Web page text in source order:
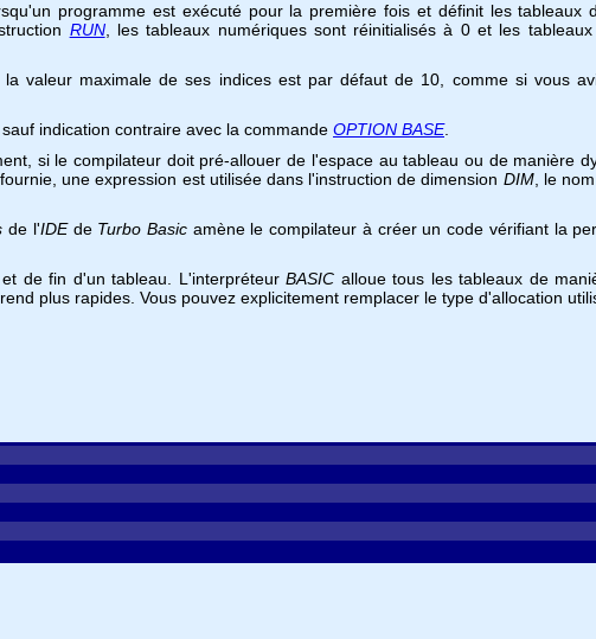
programme est exécuté pour la première fois et définit les tableaux
RUN, les tableaux numériques sont réinitialisés à 0 et les
la valeur maximale de ses indices est par défaut de 10, comme si vous
indication contraire avec la commande OPTION BASE.
si le compilateur doit pré-allouer de l'espace au tableau ou de manière
une expression est utilisée dans l'instruction de dimension DIM, le
de l'IDEde Turbo Basic amène le compilateur à créer un code vérifiant la
de fin d'un tableau. L'interpréteurBASIC alloue tous les tableaux de
plus rapides. Vous pouvez explicitement remplacer le type d'allocation